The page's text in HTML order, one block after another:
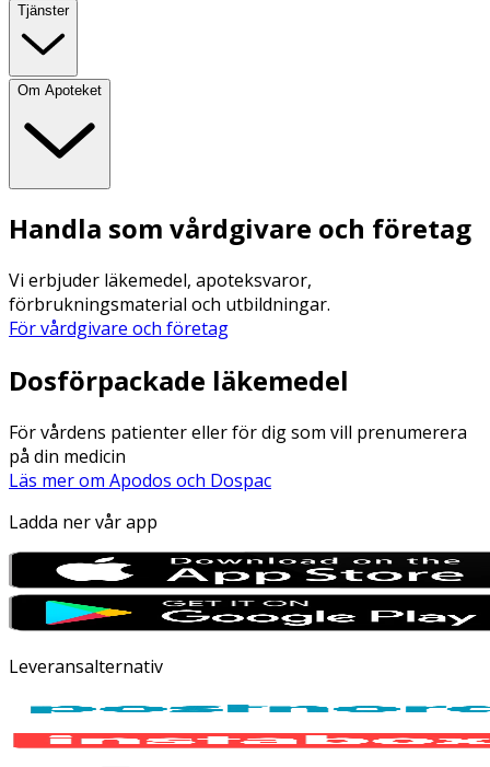
Tjänster
Om Apoteket
Handla som vårdgivare och företag
Vi erbjuder läkemedel, apoteksvaror,
förbrukningsmaterial och utbildningar.
För vårdgivare och företag
Dosförpackade läkemedel
För vårdens patienter eller för dig som vill prenumerera
på din medicin
Läs mer om Apodos och Dospac
Ladda ner vår app
Leveransalternativ